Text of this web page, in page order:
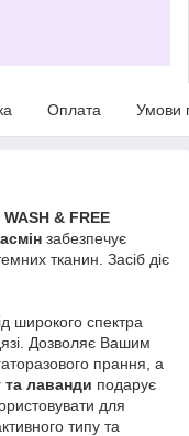
Оплата Умови
WASH & FREE
забезпечує
тканин. Засіб діє
широкого спектра
Дозволяє Вашим
прання, а
та лаванди подарує
для
типу та